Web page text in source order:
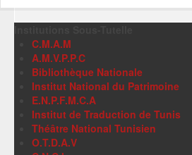
C.M.A.M
A.M.V.P.P.C
Bibliothèque Nationale
Institut National du Patrimoine
E.N.P.F.M.C.A
Institut de Traduction de Tunis
Théâtre National Tunisien
O.T.D.A.V